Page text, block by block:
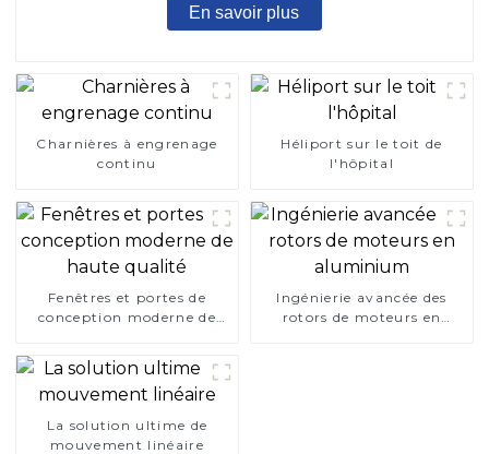
En savoir plus
Charnières à engrenage
continu
Héliport sur le toit de
l'hôpital
Fenêtres et portes de
conception moderne de
Ingénierie avancée des
rotors de moteurs en
La solution ultime de
mouvement linéaire